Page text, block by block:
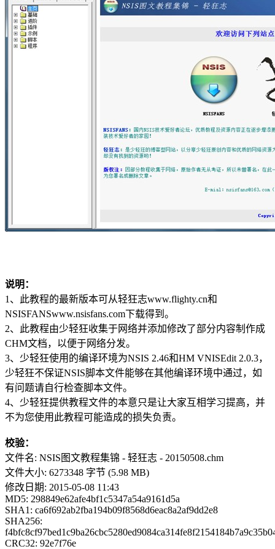
说明：
1、此教程的最新版本可从轻狂志www.flighty.cn和
NSISFANSwww.nsisfans.com下载得到。
2、此教程由少轻狂收集于网络并添加修改了部分内容制作成
CHM文档，以便于网络分发。
3、少轻狂使用的编译环境为NSIS 2.46和HM VNISEdit 2.0.3，
少轻狂不保证NSIS脚本文件能够在其他编译环境中通过，如
有问题请自行检查脚本文件。
4、少轻狂提供教程文件的本意只是让大家互相学习提高，并
不为您使用此教程可能造成的损失负责。
校验：
文件名: NSIS图文教程集锦 - 轻狂志 - 20150508.chm
文件大小: 6273348 字节 (5.98 MB)
修改日期: 2015-05-08 11:43
MD5: 298849e62afe4bf1c5347a54a9161d5a
SHA1: ca6f692ab2fba194b09f8568d6eac8a2af9dd2e8
SHA256:
CRC32: 92e7f76e